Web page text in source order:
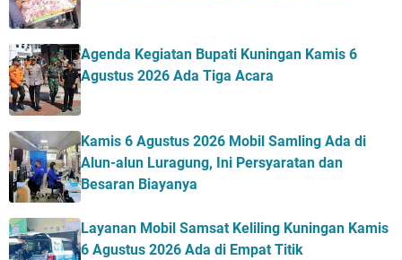
Agenda Kegiatan Bupati Kuningan Kamis 6
Agustus 2026 Ada Tiga Acara
Kamis 6 Agustus 2026 Mobil Samling Ada di
Alun-alun Luragung, Ini Persyaratan dan
Besaran Biayanya
Layanan Mobil Samsat Keliling Kuningan Kamis
6 Agustus 2026 Ada di Empat Titik